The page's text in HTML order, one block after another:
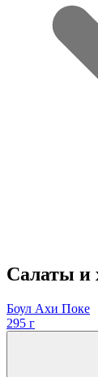
Салаты и
Боул Ахи Поке
295 г